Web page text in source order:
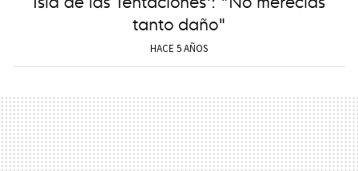
tanto daño"
HACE 5 AÑOS